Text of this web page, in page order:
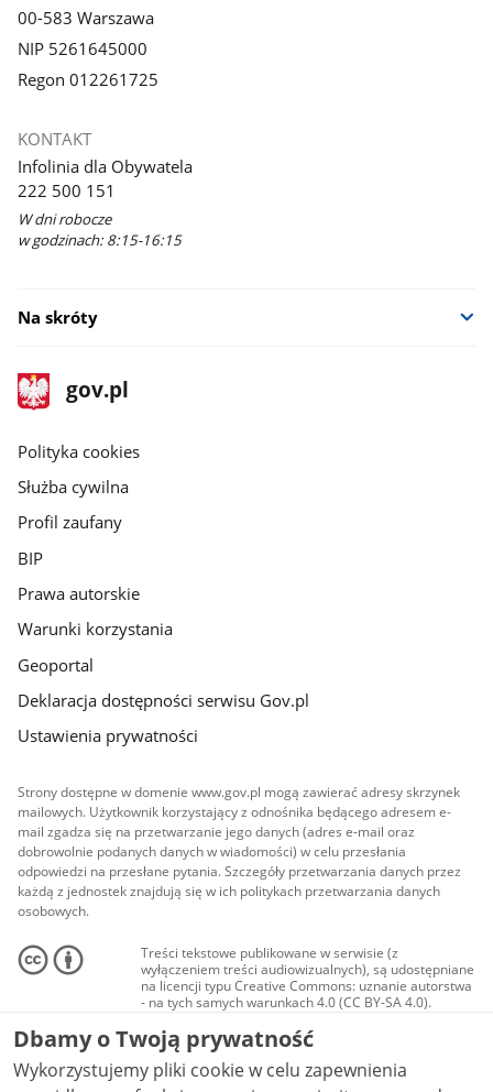
00-583 Warszawa
NIP 5261645000
Regon 012261725
KONTAKT
Infolinia dla Obywatela
222 500 151
W dni robocze
w godzinach: 8:15-16:15
Na skróty
stopka
gov.pl
Strona
gov.pl
gov.pl
Polityka cookies
Służba cywilna
Profil zaufany
BIP
Prawa autorskie
Warunki korzystania
Geoportal
Deklaracja dostępności serwisu Gov.pl
Ustawienia prywatności
Strony dostępne w domenie www.gov.pl mogą zawierać adresy skrzynek
mailowych. Użytkownik korzystający z odnośnika będącego adresem e-
mail zgadza się na przetwarzanie jego danych (adres e-mail oraz
dobrowolnie podanych danych w wiadomości) w celu przesłania
odpowiedzi na przesłane pytania. Szczegóły przetwarzania danych przez
każdą z jednostek znajdują się w ich politykach przetwarzania danych
osobowych.
Treści tekstowe publikowane w serwisie (z
wyłączeniem treści audiowizualnych), są udostępniane
na licencji typu Creative Commons: uznanie autorstwa
- na tych samych warunkach 4.0 (CC BY-SA 4.0).
Materiały audiowizualne, w tym zdjęcia, materiały
audio i wideo, są udostępniane na licencji typu
Creative Commons: uznanie autorstwa użycie
niekomercyjne - bez utworów zależnych 4.0 (CC BY-
NC-ND 4.0), o ile nie jest to stwierdzone inaczej.
Dbamy o Twoją prywatność
Wykorzystujemy pliki cookie w celu zapewnienia